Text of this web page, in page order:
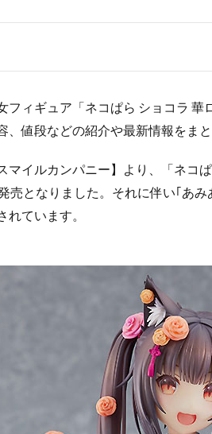
フィギュア「ネコぱら ショコラ
、値段などの紹介や最新情報をまと
マイルカンパニー】より、「ネコ
売となりました。それに伴い｢あ
れています。